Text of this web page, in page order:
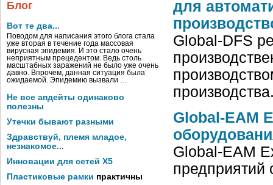
Блог
Вот те два...
Поводом для написания этого блога стала
уже вторая в течение года массовая
вирусная эпидемия. И это стало очень
неприятным прецедентом. Ведь столь
масштабных заражений не было уже очень
давно. Впрочем, данная ситуация была
ожидаемой. Эпидемию вызвали …
Не все апдейты одинаково
полезны
Утечки бывают разными
Здравствуй, племя младое,
незнакомое...
Инновации для сетей X5
Пластиковые рамки практичны
для
Global-DFS
Global-EAM
Global-EAM
предприятий